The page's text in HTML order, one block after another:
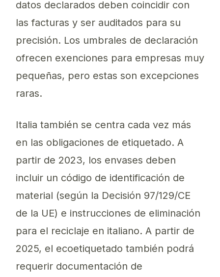
datos declarados deben coincidir con
las facturas y ser auditados para su
precisión. Los umbrales de declaración
ofrecen exenciones para empresas muy
pequeñas, pero estas son excepciones
raras.
Italia también se centra cada vez más
en las obligaciones de etiquetado. A
partir de 2023, los envases deben
incluir un código de identificación de
material (según la Decisión 97/129/CE
de la UE) e instrucciones de eliminación
para el reciclaje en italiano. A partir de
2025, el ecoetiquetado también podrá
requerir documentación de